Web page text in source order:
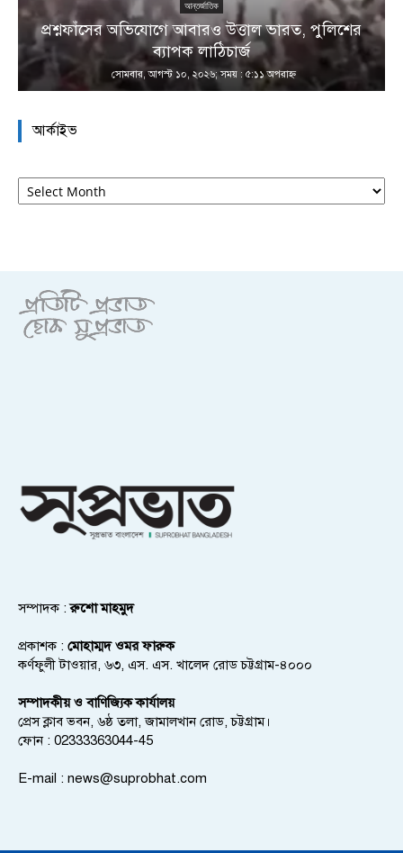
আন্তর্জাতিক
প্রশ্নফাঁসের অভিযোগে আবারও উত্তাল ভারত, পুলিশের
ব্যাপক লাঠিচার্জ
সোমবার, আগস্ট ১০, ২০২৬; সময় : ৫:১১ অপরাহ্ণ
আর্কাইভ
আর্কাইভ
সম্পাদক :রুশো মাহমুদ
প্রকাশক : মোহাম্মদ ওমর ফারুক
কর্ণফুলী টাওয়ার, ৬৩, এস. এস. খালেদ রোড চট্টগ্রাম-৪০০০
সম্পাদকীয় ও বাণিজ্যিক কার্যালয়
প্রেস ক্লাব ভবন, ৬ষ্ঠ তলা, জামালখান রোড, চট্টগ্রাম।
ফোন : 02333363044-45
E-mail : news@suprobhat.com